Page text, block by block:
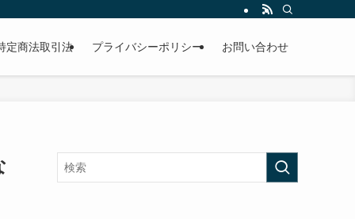
定商法取引法 プライバシーポリシー お問い合わせ